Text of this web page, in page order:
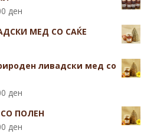
ден
МЕД СО САЌЕ
ливадски мед со
ден
ПОЛЕН
ден